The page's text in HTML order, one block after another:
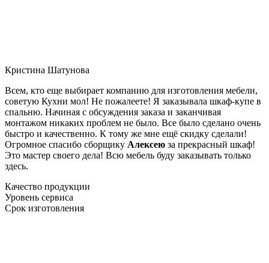
Кристина Шатунова
Всем, кто еще выбирает компанию для изготовления мебели,
советую Кухни мол! Не пожалеете! Я заказывала шкаф-купе в
спальню. Начиная с обсуждения заказа и заканчивая
монтажом никаких проблем не было. Все было сделано очень
быстро и качественно. К тому же мне ещё скидку сделали!
Огромное спасибо сборщику Алексею за прекрасный шкаф!
Это мастер своего дела! Всю мебель буду заказывать только
здесь.
Качество продукции
Уровень сервиса
Срок изготовления